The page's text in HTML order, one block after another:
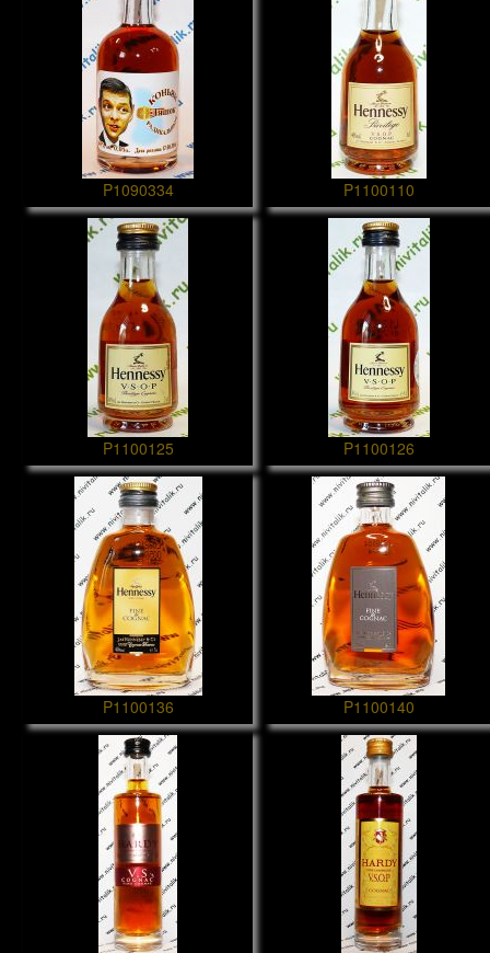
P1090334 P1100110
P1100125 P1100126
P1100136 P1100140